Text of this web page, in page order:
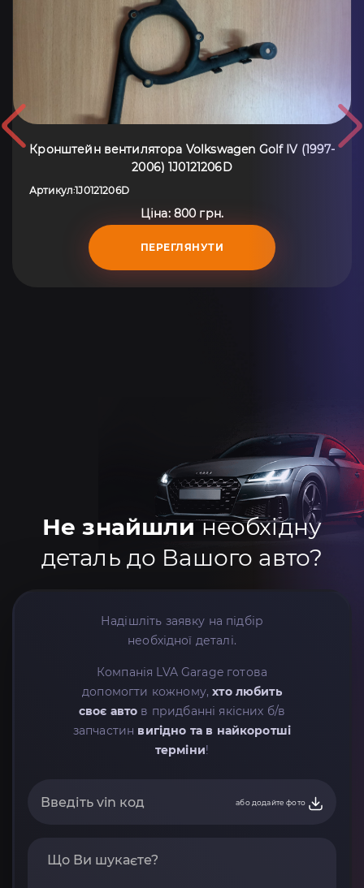
Кронштейн вентилятора Volkswagen Golf IV (1997-
2006) 1J0121206D
Артикул:1J0121206D
Ціна: 800 грн.
ПЕРЕГЛЯНУТИ
Не знайшлинеобхідну
деталь до Вашого авто?
Надішліть заявку на підбір
необхідної деталі.
Компанія LVA Garage готова
допомогти кожному,хто любить
своє авто в придбанні якісних б/в
запчастин вигідно та в найкоротші
терміни!
або додайте фото